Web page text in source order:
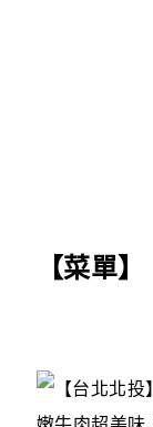
【菜單】